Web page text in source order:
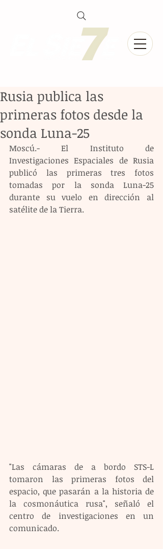
Rusia publica las
primeras fotos desde la
sonda Luna-25
Moscú.- El Instituto de
Investigaciones Espaciales de Rusia
publicó las primeras tres fotos
tomadas por la sonda Luna-25
durante su vuelo en dirección al
satélite de la Tierra.
"Las cámaras de a bordo STS-L
tomaron las primeras fotos del
espacio, que pasarán a la historia de
la cosmonáutica rusa", señaló el
centro de investigaciones en un
comunicado.